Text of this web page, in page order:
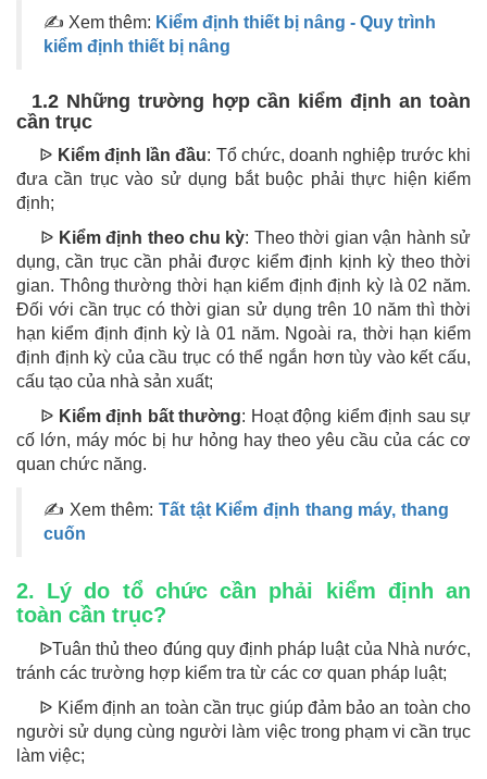
✍ Xem thêm: Kiểm định thiết bị nâng - Quy trình
kiểm định thiết bị nâng
1.2 Những trường hợp cần kiểm định an toàn
cần trục
ᐉ Kiểm định lần đầu: Tổ chức, doanh nghiệp trước khi
đưa cần trục vào sử dụng bắt buộc phải thực hiện kiểm
định;
ᐉ Kiểm định theo chu kỳ: Theo thời gian vận hành sử
dụng, cần trục cần phải được kiểm định kịnh kỳ theo thời
gian. Thông thường thời hạn kiểm định định kỳ là 02 năm.
Đối với cần trục có thời gian sử dụng trên 10 năm thì thời
hạn kiểm định định kỳ là 01 năm. Ngoài ra, thời hạn kiểm
định định kỳ của cầu trục có thể ngắn hơn tùy vào kết cấu,
cấu tạo của nhà sản xuất;
ᐉ Kiểm định bất thường: Hoạt động kiểm định sau sự
cố lớn, máy móc bị hư hỏng hay theo yêu cầu của các cơ
quan chức năng.
✍ Xem thêm: Tất tật Kiểm định thang máy, thang
cuốn
2. Lý do tổ chức cần phải kiểm định an
toàn cần trục?
ᐉTuân thủ theo đúng quy định pháp luật của Nhà nước,
tránh các trường hợp kiểm tra từ các cơ quan pháp luật;
ᐉ Kiểm định an toàn cần trục giúp đảm bảo an toàn cho
người sử dụng cùng người làm việc trong phạm vi cần trục
làm việc;